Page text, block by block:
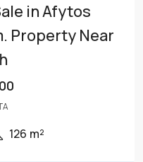
in Afytos
Property Near
126 m²